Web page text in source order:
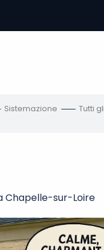
Sistemazione Tutti
Chapelle-sur-Loire